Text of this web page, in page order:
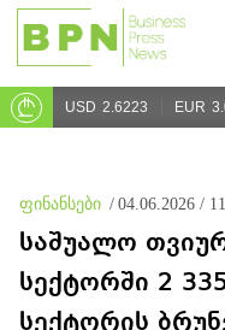
USD 2.6223 EUR
ფინანსები / 04.06.2026 /
საშუალო
სექტორში 2
სექტორის